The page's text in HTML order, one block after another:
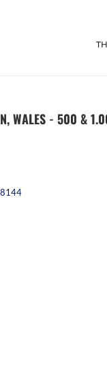
WALES - 500 &